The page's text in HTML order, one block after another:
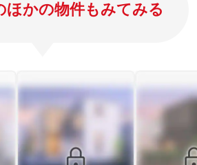
ほかの物件もみてみる